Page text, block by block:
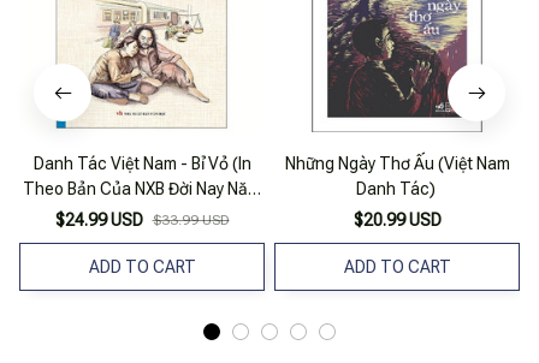
Danh Tác Việt Nam - Bỉ Vỏ (In
Theo Bản Của NXB Đời Nay Năm
1938)
$24.99 USD $33.99 USD
ADD TO CART
Những Ngày Thơ Ấu (Việt Nam
Danh Tác)
$20.99 USD
ADD TO CART